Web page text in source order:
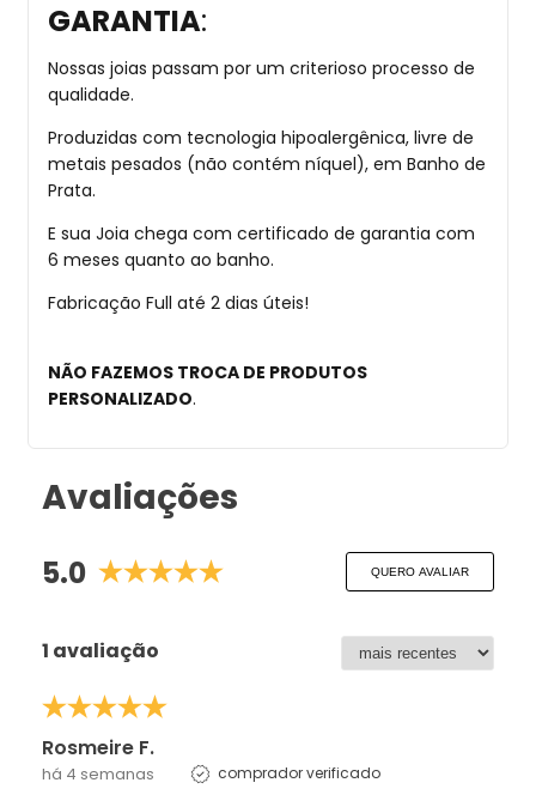
GARANTIA:
Nossas joias passam por um criterioso processo de
qualidade.
Produzidas com tecnologia hipoalergênica, livre de
metais pesados (não contém níquel), em Banho de
Prata.
E sua Joia chega com certificado de garantia com
6 meses quanto ao banho.
Fabricação Full até 2 dias úteis!
NÃO FAZEMOS TROCA DE PRODUTOS
PERSONALIZADO.
Avaliações
5.0 QUERO AVALIAR
1 avaliação
Rosmeire F.
há 4 semanas comprador verificado